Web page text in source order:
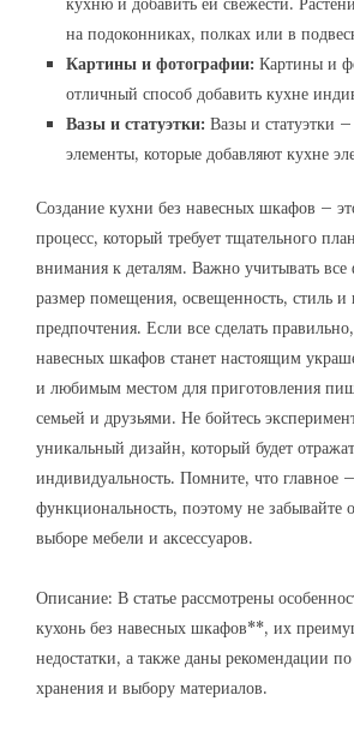
на подоконниках, полках или в
Картины и фотографии: Картины и
отличный способ добавить кухне
Вазы и статуэтки: Вазы и статуэтки
элементы, которые добавляют кухне
Создание кухни без навесных шкафов –
процесс, который требует тщательного
внимания к деталям. Важно учитывать все
размер помещения, освещенность, стиль
предпочтения. Если все сделать
навесных шкафов станет настоящим
и любимым местом для приготовления
семьей и друзьями. Не бойтесь
уникальный дизайн, который будет
индивидуальность. Помните, что главное
функциональность, поэтому не забывайте
выборе мебели и аксессуаров.
Описание: В статье рассмотрены
кухонь без навесных шкафов**, их
недостатки, а также даны рекомендации
хранения и выбору материалов.